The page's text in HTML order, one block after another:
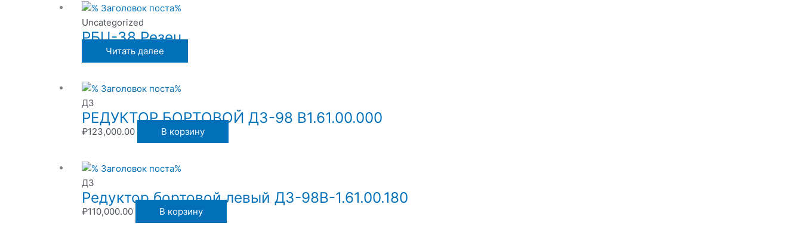
Uncategorized
РБЦ-38 Резец
Читать далее
ДЗ
РЕДУКТОР БОРТОВОЙ ДЗ-98 В1.61.00.000
₽123,000.00 В корзину
ДЗ
Редуктор бортовой левый ДЗ-98В-1.61.00.180
₽110,000.00 В корзину